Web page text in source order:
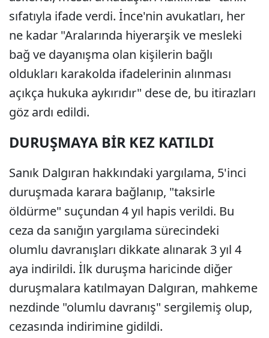
sıfatıyla ifade verdi. İnce'nin avukatları, her
ne kadar "Aralarında hiyerarşik ve mesleki
bağ ve dayanışma olan kişilerin bağlı
oldukları karakolda ifadelerinin alınması
açıkça hukuka aykırıdır" dese de, bu itirazları
göz ardı edildi.
DURUŞMAYA BİR KEZ KATILDI
Sanık Dalgıran hakkındaki yargılama, 5'inci
duruşmada karara bağlanıp, "taksirle
öldürme" suçundan 4 yıl hapis verildi. Bu
ceza da sanığın yargılama sürecindeki
olumlu davranışları dikkate alınarak 3 yıl 4
aya indirildi. İlk duruşma haricinde diğer
duruşmalara katılmayan Dalgıran, mahkeme
nezdinde "olumlu davranış" sergilemiş olup,
cezasında indirimine gidildi.